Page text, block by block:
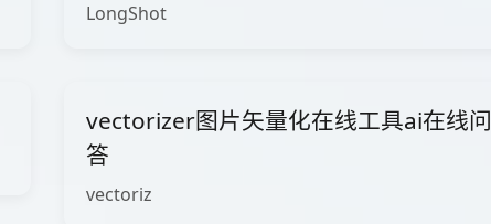
LongShot
vectorizer图片矢量化在线工具ai在线问
答
vectoriz